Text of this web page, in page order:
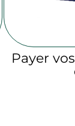
Payer